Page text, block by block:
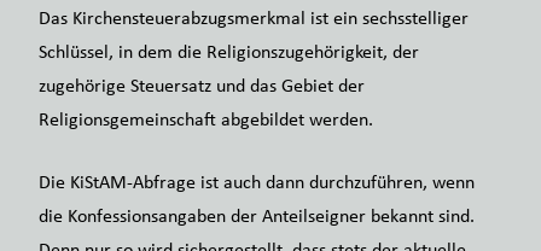
Das Kirchensteuerabzugsmerkmal ist ein sechsstelliger
Schlüssel, in dem die Religionszugehörigkeit, der
zugehörige Steuersatz und das Gebiet der
Religionsgemeinschaft abgebildet werden.
Die KiStAM-Abfrage ist auch dann durchzuführen, wenn
die Konfessionsangaben der Anteilseigner bekannt sind.